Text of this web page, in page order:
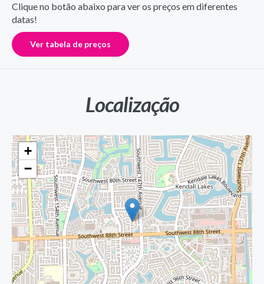
Clique no botão abaixo para ver os preços em diferentes
datas!
Ver tabela de preços
Localização
+
−